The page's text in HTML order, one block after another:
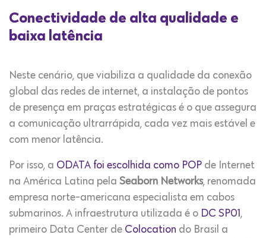
Conectividade de alta qualidade e
baixa latência
Neste cenário, que viabiliza a qualidade da conexão
global das redes de internet, a instalação de pontos
de presença em praças estratégicas é o que assegura
a comunicação ultrarrápida, cada vez mais estável e
com menor latência.
Por isso, a ODATA foi escolhida como POP de Internet
na América Latina pela Seaborn Networks, renomada
empresa norte-americana especialista em cabos
submarinos. A infraestrutura utilizada é o DC SP01 ,
primeiro Data Center de Colocation do Brasil a